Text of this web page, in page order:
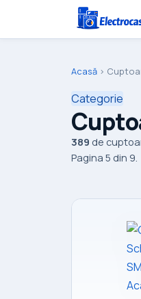
Acasă ›
Categorie
389 de
Pagina 5 din 9.